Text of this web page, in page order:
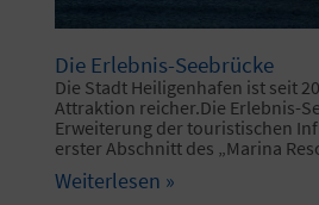
Die Erlebnis-Seebrücke
Die Stadt Heiligenhafen ist seit
Attraktion reicher.Die Erlebnis-
Erweiterung der touristischen
erster Abschnitt des „Marina
Weiterlesen »